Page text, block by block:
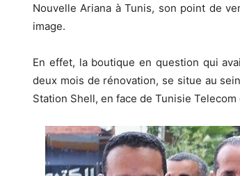
Nouvelle Ariana à Tunis, son point de
image.
En effet, la boutique en question qui
deux mois de rénovation, se situe au
Station Shell, en face de Tunisie